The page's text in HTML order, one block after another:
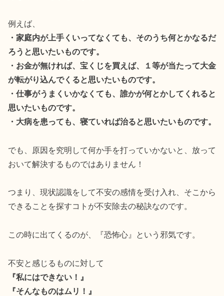
例えば、
・家庭内が上手くいってなくても、そのうち何とかなるだ
ろうと思いたいものです。
・お金が無ければ、宝くじを買えば、１等が当たって大金
が転がり込んでくると思いたいものです。
・仕事がうまくいかなくても、誰かが何とかしてくれると
思いたいものです。
・大病を患っても、寝ていれば治ると思いたいものです。
でも、原因を究明して何か手を打っていかないと、放って
おいて解決するものではありません！
つまり、現状認識をして不安の感情を受け入れ、そこから
できることを探すコトが不安除去の秘訣なのです。
この時に出てくるのが、『恐怖心』という邪気です。
不安と感じるものに対して
『私にはできない！』
『そんなものはムリ！』